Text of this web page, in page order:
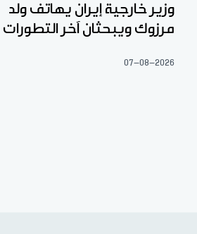
وزير خارجية إيران يهاتف ولد
مرزوك ويبحثان آخر التطورات
07-08-2026